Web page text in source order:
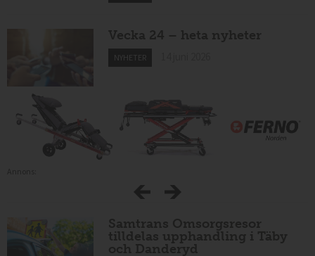
Vecka 24 – heta nyheter
NYHETER
Samtrans Omsorgsresor
tilldelas upphandling i Täby
och Danderyd